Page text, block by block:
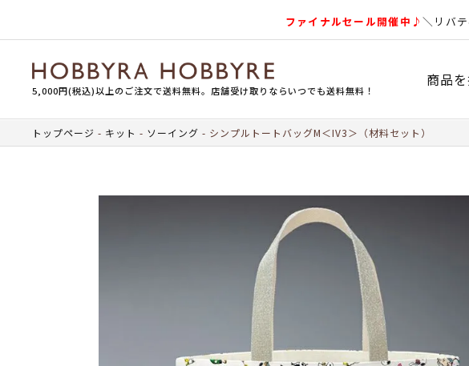
ファイナルセール開催中♪＼リバ
5,000円(税込)以上のご注文で送料無料。店舗受け取りならいつでも送料無料！
商品
トップページ キット ソーイング シンプルトートバッグM＜IV3＞（材料セット）